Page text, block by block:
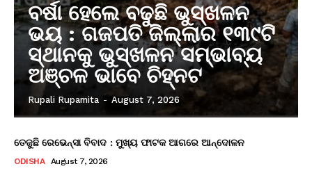
ବର୍ଷା ହେଲେ ବଢୁଛି ଭୁସ୍ଖଳନ
ଭୟ : ଗଜପତି ଜିଲ୍ଲାର ୧୩୯ଟି
ସ୍ଥାନକୁ ଭୁସ୍ଖଳନ ସମ୍ଭାବ୍ୟ
ଅଞ୍ଚଳ ଭାବେ ଚିହ୍ନଟ
Rupali Rupamita - August 7, 2026
ତେଜୁଛି ରେଭେନ୍ସା ବିବାଦ : ମୁଖ୍ୟ ଫାଟକ ଆଗରେ ଆନ୍ଦୋଳନ
ODISHA August 7, 2026